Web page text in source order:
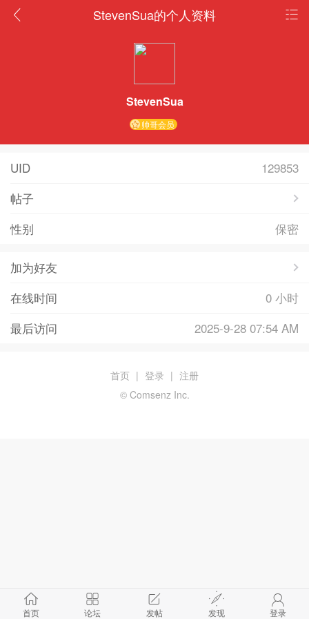
StevenSua的个人资料
StevenSua
帅哥会员
UID
129853
帖子
性别
保密
加为好友
在线时间
0 小时
最后访问
2025-9-28 07:54 AM
首页 论坛 发帖 发现 登录
首页 | 登录 | 注册
© Comsenz Inc.